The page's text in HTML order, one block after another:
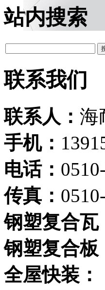
站内搜索
联系我们
联系人： 海
手机：
电话：
传真：
钢塑复合瓦
钢塑复合板
全屋快装：